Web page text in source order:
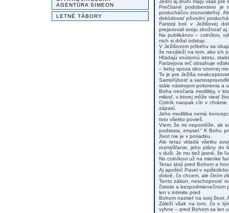
AGENTÚRA SIMEON
LETNÉ TÁBORY
Jedni aj druhí majú však pre
Prečítané podobenstvo je
poslucháčov zrozumiteľný.
dekódovať pôvodní
Farizeji boli v Ježišovej
prejavovali svoju zbožnosť
Na publikánov – colníkov,
nich si držal odstup.
V Ježišovom príbehu sa
že nezáleží na tom, ako ich
Hľadajú vnútornú istotu,
Farizejova reč obsahuje
– keby spoza slov vzornej
To je pre Ježiša
Samoľúbosť a
stále nástrojom pokorenia a
Boha neočaria modlitby, v
milosť, v ktorej môže viesť
Colník naopak cíti v
zápasí.
Jeho modlitba nemá
toto všetko povieš.
Viem, že mi nepomôže, ak
podstata, zmysel.“ K Bohu
život nie je v poriadku.
Ale teraz vkladá všetku
rozmýšľanie, jeho plány do
v duši. Je mu tiež jasné, že
No colníkovi už na mienke
Teraz stojí pred Bohom a
Aj apoštol Pavel v
dobré, čo chcem, ale činím
Tento zákon, neschopnosť
čistote a bezpodmienečnom
len v intimite pred
Bohom nazrieť na svoj život.
Záleží však na tom, čo s
vyhne – pred Bohom sa len